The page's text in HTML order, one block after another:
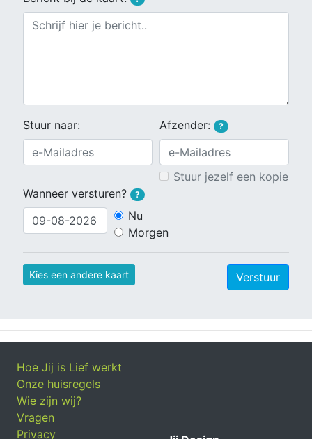
Stuur naar: Afzender: ?
Stuur jezelf een kopie
Wanneer versturen?
?
Nu
Morgen
Kies een andere kaart Verstuur
Hoe Jij is Lief werkt
Onze huisregels
Wie zijn wij?
Vragen
Privacy